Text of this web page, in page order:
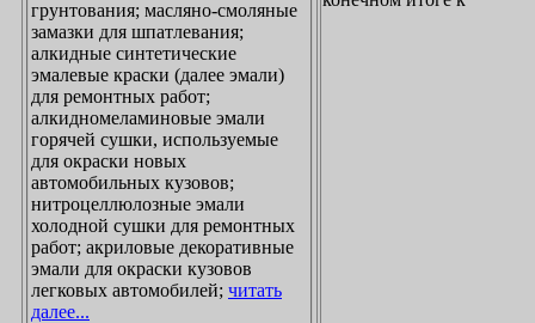
грунтования; масляно-смоляные
замазки для шпатлевания;
алкидные синтетические
эмалевые краски (далее эмали)
для ремонтных работ;
алкидномеламиновые эмали
горячей сушки, используемые
для окраски новых
автомобильных кузовов;
нитроцеллюлозные эмали
холодной сушки для ремонтных
работ; акриловые декоративные
эмали для окраски кузовов
легковых автомобилей; читать
далее...